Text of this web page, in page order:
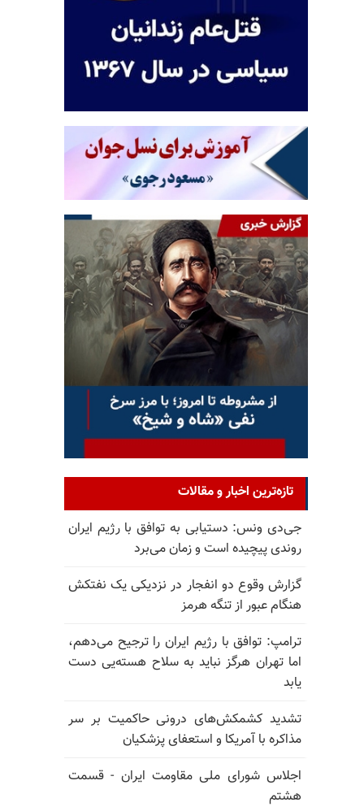
تازه‌ترین اخبار و مقالات
جی‌دی ونس: دستیابی به توافق با رژیم ایران
روندی پیچیده است و زمان می‌برد
گزارش وقوع دو انفجار در نزدیکی یک نفتکش
هنگام عبور از تنگه هرمز
ترامپ: توافق با رژیم ایران را ترجیح می‌دهم،
اما تهران هرگز نباید به سلاح هسته‌یی دست
یابد
تشدید کشمکش‌های درونی حاکمیت بر سر
مذاکره با آمریکا و استعفای پزشکیان
اجلاس شورای ملی مقاومت ایران - قسمت
هشتم